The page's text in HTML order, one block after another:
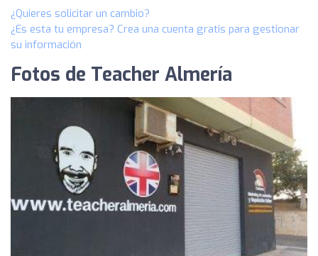
¿Quieres solicitar un cambio?
¿Es esta tu empresa? Crea una cuenta gratis para gestionar
su información
Fotos de Teacher Almería